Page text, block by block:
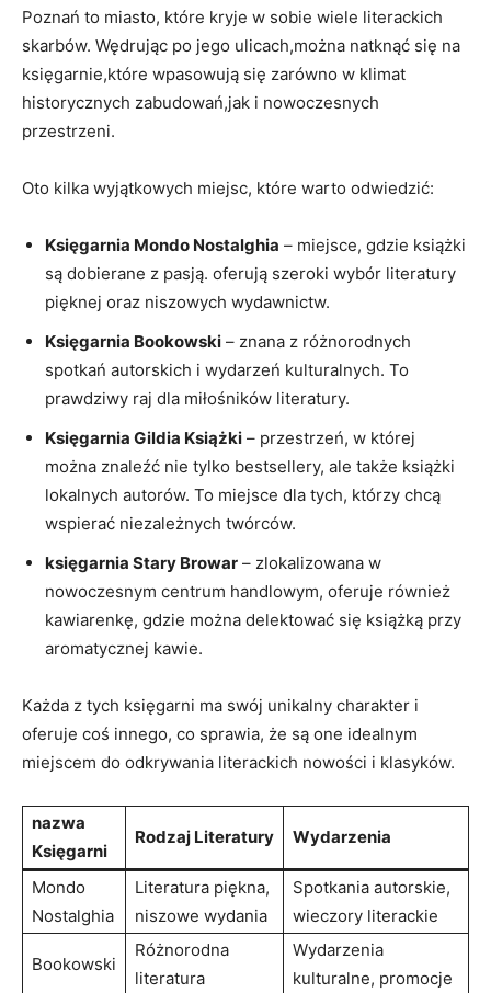
Poznań to miasto, które kryje w sobie wiele literackich
skarbów. Wędrując po jego ulicach,można natknąć się na
księgarnie,które wpasowują się zarówno w klimat
historycznych zabudowań,jak i nowoczesnych
przestrzeni.
Oto kilka wyjątkowych miejsc, które warto odwiedzić:
Księgarnia Mondo Nostalghia – miejsce, gdzie książki
są dobierane z pasją. oferują szeroki wybór literatury
pięknej oraz niszowych wydawnictw.
Księgarnia Bookowski – znana z różnorodnych
spotkań autorskich i wydarzeń kulturalnych. To
prawdziwy raj dla miłośników literatury.
Księgarnia Gildia Książki – przestrzeń, w której
można znaleźć nie tylko bestsellery, ale także książki
lokalnych autorów. To miejsce dla tych, którzy chcą
wspierać niezależnych twórców.
księgarnia Stary Browar – zlokalizowana w
nowoczesnym centrum handlowym, oferuje również
kawiarenkę, gdzie można delektować się książką przy
aromatycznej kawie.
Każda z tych księgarni ma swój unikalny charakter i
oferuje coś innego, co sprawia, że są one idealnym
miejscem do odkrywania literackich nowości i klasyków.
nazwa
Księgarni
Rodzaj Literatury Wydarzenia
Mondo
Nostalghia
Literatura piękna,
niszowe wydania
Spotkania autorskie,
wieczory literackie
Bookowski
Różnorodna
literatura
Wydarzenia
kulturalne, promocje